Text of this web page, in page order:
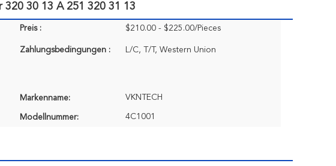
30 13 A 251 320 31 13
Preis :
$210.00 - $225.00/Pieces
Zahlungsbedingungen : L/C, T/T, Western Union
Markenname: VKNTECH
Modellnummer: 4C1001